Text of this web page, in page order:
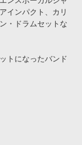
インパクト、カリ
・ドラムセットな
トになったバンド